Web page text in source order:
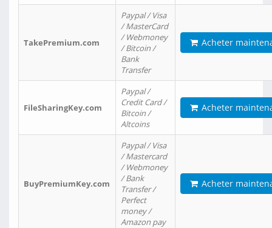
TakePremium.com
Paypal / Visa
/ MasterCard
/ Webmoney
/ Bitcoin /
Bank
Transfer
Acheter
FileSharingKey.com
Paypal /
Credit Card /
Bitcoin /
Altcoins
Acheter
BuyPremiumKey.com
Paypal / Visa
/ Mastercard
/ Webmoney
/ Bank
Transfer /
Perfect
money /
Amazon pay
Acheter